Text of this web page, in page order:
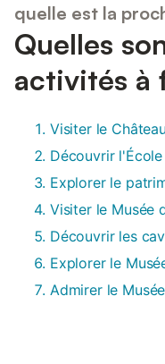
quelle est la
Quelles
activités à
Visiter le
Découvrir
Explorer le
Visiter le Musée
Découvrir les
Explorer le
Admirer le